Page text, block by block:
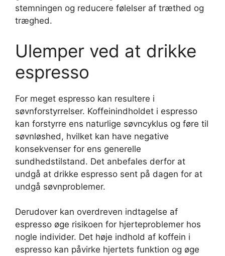
stemningen og reducere følelser af træthed og
træghed.
Ulemper ved at drikke
espresso
For meget espresso kan resultere i
søvnforstyrrelser. Koffeinindholdet i espresso
kan forstyrre ens naturlige søvncyklus og føre til
søvnløshed, hvilket kan have negative
konsekvenser for ens generelle
sundhedstilstand. Det anbefales derfor at
undgå at drikke espresso sent på dagen for at
undgå søvnproblemer.
Derudover kan overdreven indtagelse af
espresso øge risikoen for hjerteproblemer hos
nogle individer. Det høje indhold af koffein i
espresso kan påvirke hjertets funktion og øge